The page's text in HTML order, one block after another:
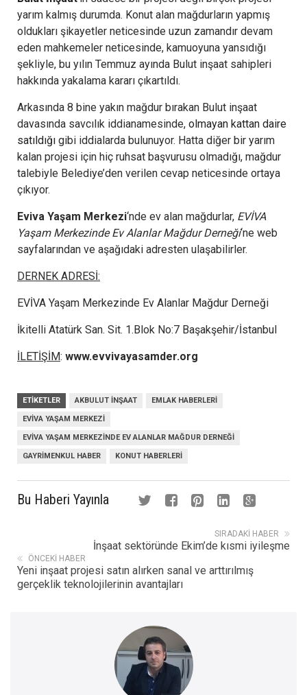
yarım kalmış durumda. Konut alan mağdurların yapmış
oldukları şikayetler neticesinde uzun zamandır devam
eden mahkemeler neticesinde, kamuoyuna yansıdığı
şekliyle, bu yılın Temmuz ayında Bulut inşaat sahipleri
hakkında yakalama kararı çıkartıldı.
Arkasında 8 bine yakın mağdur bırakan Bulut inşaat
davasında savcılık iddianamesinde, olmayan kattan daire
satıldığı gibi iddialarda bulunuyor. Hatta diğer bir yarım
kalan projesi için hiç ruhsat başvurusu olmadığı, mağdur
talebiyle Belediye’den verilen cevap neticesinde ortaya
çıkıyor.
Eviva Yaşam Merkezi‘nde ev alan mağdurlar, EVİVA
Yaşam Merkezinde Ev Alanlar Mağdur Derneği‘ne web
sayfalarından ve aşağıdaki adresten ulaşabilirler.
DERNEK ADRESİ:
EVİVA Yaşam Merkezinde Ev Alanlar Mağdur Derneği
İkitelli Atatürk San. Sit. 1.Blok No:7 Başakşehir/İstanbul
İLETİŞİM: www.evvivayasamder.org
ETIKETLER AKBULUT İNŞAAT EMLAK HABERLERI
EVIVA YAŞAM MERKEZI
EVİVA YAŞAM MERKEZINDE EV ALANLAR MAĞDUR DERNEĞI
GAYRIMENKUL HABER KONUT HABERLERI
Bu Haberi Yayınla
SIRADAKI HABER
İnşaat sektöründe Ekim’de kısmi iyileşme
ÖNCEKI HABER
Yeni inşaat projesi satın alırken sanal ve arttırılmış
gerçeklik teknolojilerinin avantajları